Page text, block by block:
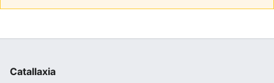
Catallaxia